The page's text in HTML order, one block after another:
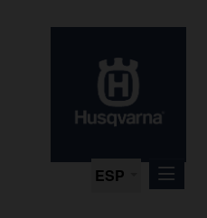
ESP